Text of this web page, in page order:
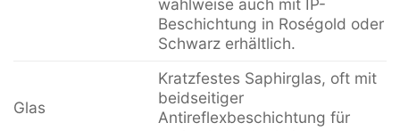
wahlweise auch mit IP-
Beschichtung in Roségold oder
Schwarz erhältlich.
Glas
Kratzfestes Saphirglas, oft mit
beidseitiger
Antireflexbeschichtung für